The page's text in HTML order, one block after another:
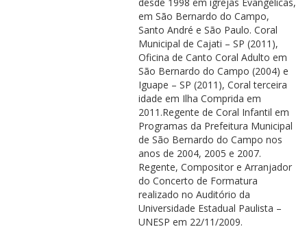
em São Bernardo do Campo,
Santo André e São Paulo. Coral
Municipal de Cajati – SP (2011),
Oficina de Canto Coral Adulto em
São Bernardo do Campo (2004) e
Iguape – SP (2011), Coral terceira
idade em Ilha Comprida em
2011.Regente de Coral Infantil em
Programas da Prefeitura Municipal
de São Bernardo do Campo nos
anos de 2004, 2005 e 2007.
Regente, Compositor e Arranjador
do Concerto de Formatura
realizado no Auditório da
Universidade Estadual Paulista –
UNESP em 22/11/2009.